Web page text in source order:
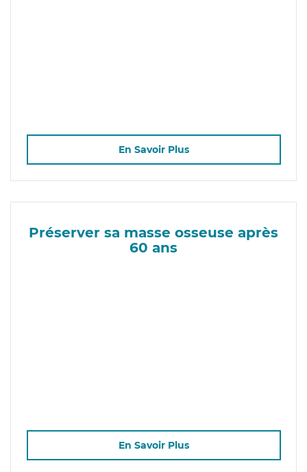
En Savoir Plus
Préserver sa masse osseuse après
60 ans
En Savoir Plus